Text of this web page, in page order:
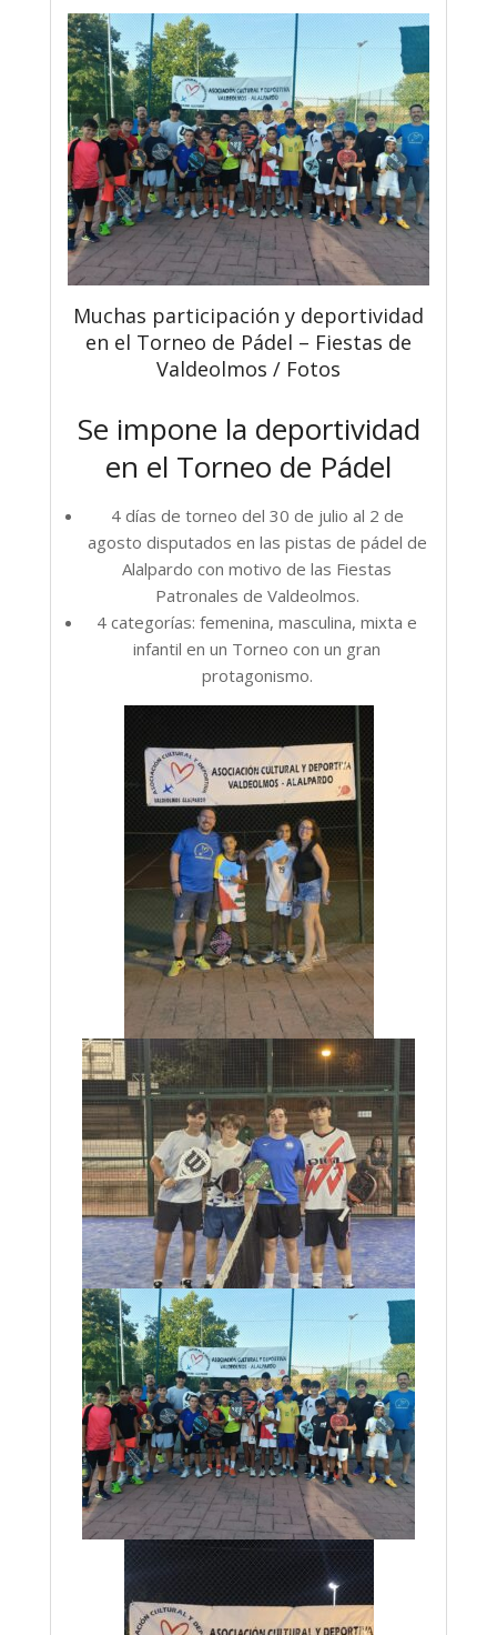
Muchas participación y deportividad
en el Torneo de Pádel – Fiestas de
Valdeolmos / Fotos
Se impone la deportividad
en el Torneo de Pádel
4 días de torneo del 30 de julio al 2 de
agosto disputados en las pistas de pádel de
Alalpardo con motivo de las Fiestas
Patronales de Valdeolmos.
4 categorías: femenina, masculina, mixta e
infantil en un Torneo con un gran
protagonismo.